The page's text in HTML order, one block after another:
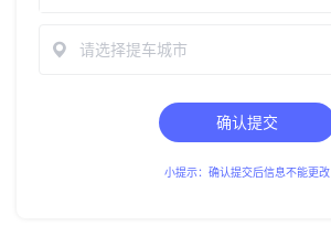
请选择提车城市
确认提交
小提示：确认提交后信息不能更改